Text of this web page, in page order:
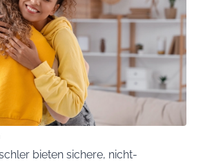
bieten sichere, nicht-